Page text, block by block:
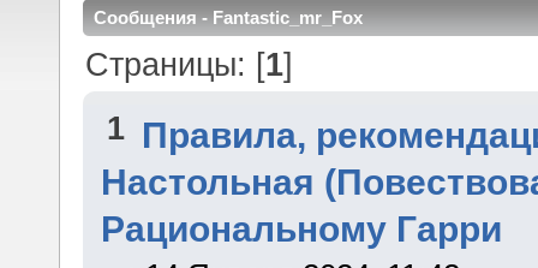
Сообщения - Fantastic_mr_Fox
Страницы: [1]
1 Правила,
Настольная
Рациональному Гарри